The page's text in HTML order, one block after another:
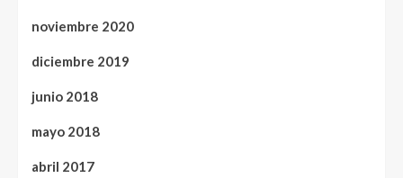
noviembre 2020
diciembre 2019
junio 2018
mayo 2018
abril 2017